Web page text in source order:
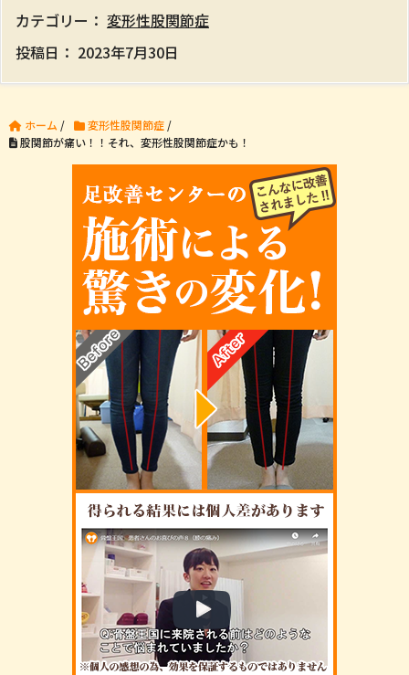
カテゴリー： 変形性股関節症
投稿日： 2023年7月30日
ホーム / 変形性股関節症 /
股関節が痛い！！それ、変形性股関節症かも！